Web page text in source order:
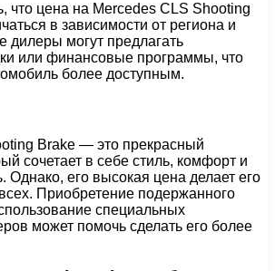
что цена на Mercedes CLS Shooting
в зависимости от региона и
дилеры могут предлагать
или финансовые программы, что
более доступным.
Brake — это прекрасный
сочетает в себе стиль, комфорт и
Однако, его высокая цена делает его
Приобретение подержанного
специальных
может помочь сделать его более